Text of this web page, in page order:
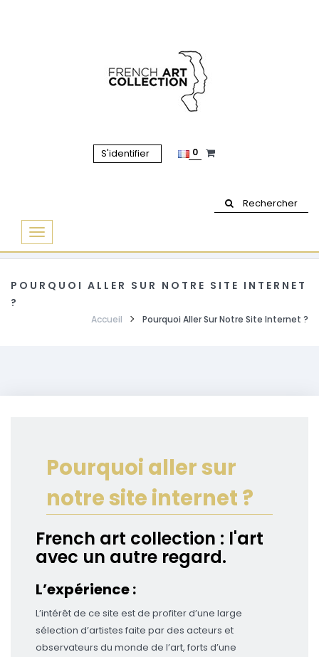
S'identifier 0
Rechercher
Basculer
la
POURQUOI ALLER SUR NOTRE SITE INTERNET
?
Accueil Pourquoi Aller Sur Notre Site Internet ?
Pourquoi aller sur
notre site internet ?
French art collection : l'art
avec un autre regard.
L’expérience :
L’intérêt de ce site est de profiter d’une large
sélection d’artistes faite par des acteurs et
observateurs du monde de l’art, forts d’une